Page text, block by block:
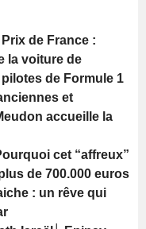
de France :
la voiture de
de Formule 1
et
accueille la
cet “affreux”
de 700.000 euros
: un rêve qui